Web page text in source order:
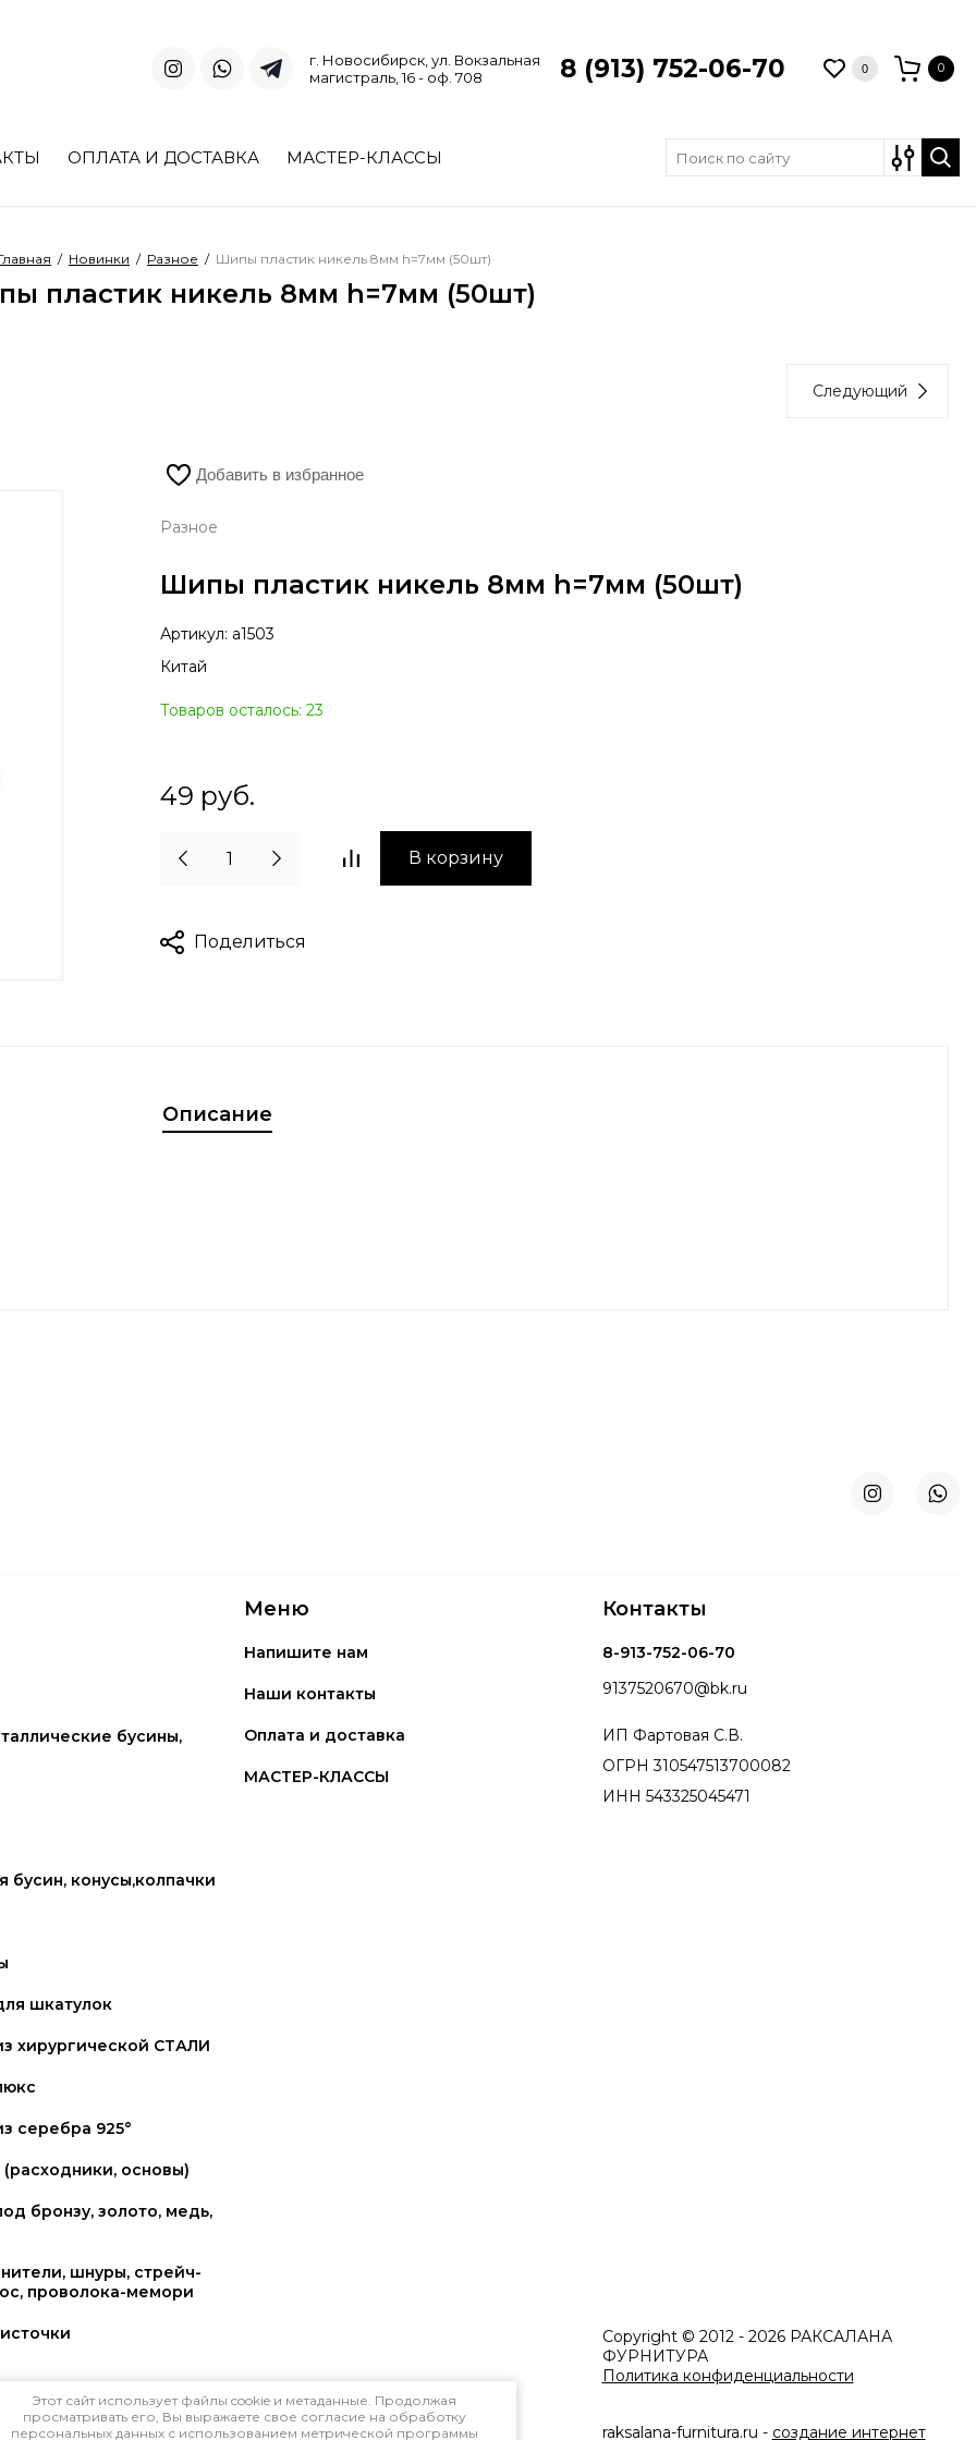
г. Новосибирск, ул. Вокзальная
магистраль, 16 - оф. 708
8 (913) 752-06-70 0 0
ОПЛАТА И ДОСТАВКА МАСТЕР-КЛАССЫ
/ Новинки / Разное / Шипы пластик никель 8мм h=7мм (50шт)
пластик никель 8мм h=7мм (50шт)
Следующий
Добавить в избранное
Разное
Шипы пластик никель 8мм h=7мм (50шт)
Артикул: а1503
Китай
Товаров осталось: 23
49 руб.
В корзину
Поделиться
Описание
бусины,
бусин, конусы,колпачки
шкатулок
хирургической СТАЛИ
серебра 925°
основы)
бронзу, золото, медь,
шнуры, стрейч-
проволока-мемори
(синтетические)
Меню
Напишите нам
Наши контакты
Оплата и доставка
МАСТЕР-КЛАССЫ
Контакты
8-913-752-06-70
9137520670@bk.ru
ИП Фартовая С.В.
ОГРН 310547513700082
ИНН 543325045471
Copyright © 2012 - 2026 РАКСАЛАНА
ФУРНИТУРА
Политика конфиденциальности
Этот сайт использует файлы cookie и метаданные. Продолжая
просматривать его, Вы выражаете свое согласие на обработку
персональных данных с использованием метрической программы
raksalana-furnitura.ru - создание интернет